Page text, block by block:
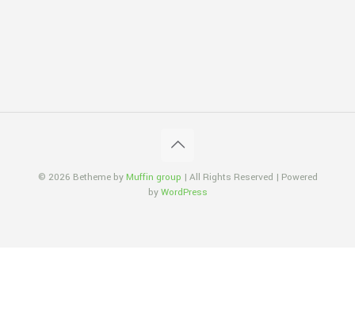
© 2026 Betheme byMuffin group | All Rights Reserved | Powered
byWordPress